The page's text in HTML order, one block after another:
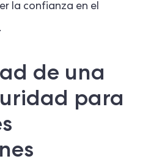
la confianza en el
de una
para